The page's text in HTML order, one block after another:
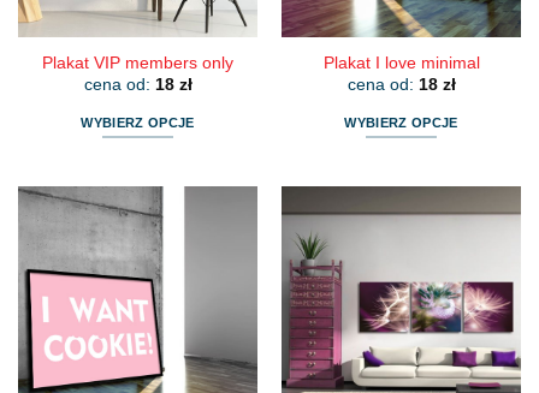
Plakat VIP members only
cena od: 18 zł
WYBIERZ OPCJE
ma
wiele
wariantów.
Opcje
można
wybrać
na
stronie
Plakat I love minimal
cena od: 18 zł
WYBIERZ OPCJE
Opcje
można
wybrać
na
stronie